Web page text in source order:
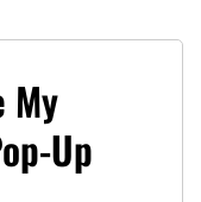
My
Up